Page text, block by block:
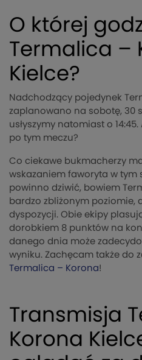
O której
Termalica –
Kielce?
Nadchodzący pojedynek
zaplanowano na sobotę, 30
usłyszymy natomiast o
po tym meczu?
Co ciekawe bukmacherzy
wskazaniem faworyta w tym
powinno dziwić, bowiem
bardzo zbliżonym poziomie,
dyspozycji. Obie ekipy
dorobkiem 8 punktów na
danego dnia może
wyniku. Zachęcam także do
Termalica – Korona!
Transmisja
Korona